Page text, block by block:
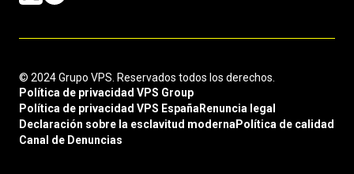
© 2024 Grupo VPS. Reservados todos los derechos.
Política de privacidad VPS Group
Política de privacidad VPS España Renuncia legal
Declaración sobre la esclavitud moderna Política de calidad
Canal de Denuncias